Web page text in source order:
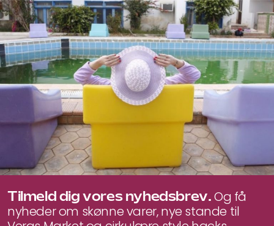
Tilmeld dig vores nyhedsbrev.Og få
nyheder om skønne varer, nye stande til